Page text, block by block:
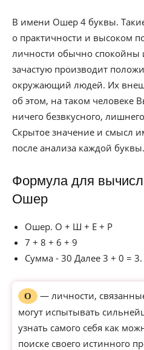
В имени Ошер 4 буквы.
о практичности и высоком
личности обычно спокойны
зачастую производит
окружающий людей. Их
об этом, на таком человеке
ничего безвкусного,
Скрытое значение и смысл
после анализа каждой буквы.
Формула для
Ошер
Ошер. О + Ш + Е + Р
7 + 8 + 6 + 9
Сумма - 30 Далее 3 + 0 = 3.
О
— личности,
могут испытывать
узнать самого себя как
поиске своего истинного